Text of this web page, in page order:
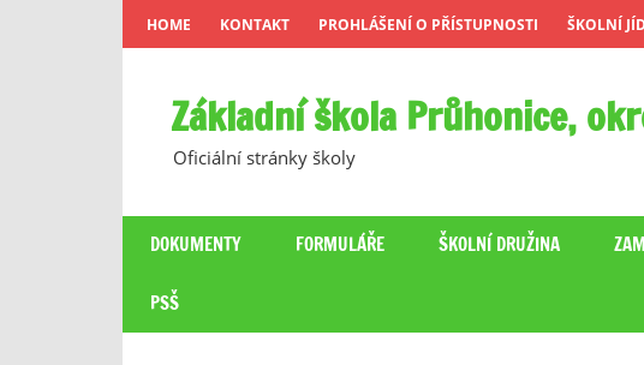
Skip
to
HOME KONTAKT PROHLÁŠENÍ O PŘÍSTUPNOSTI ŠKOLNÍ
Základní škola Průhonice,
Oficiální stránky školy
DOKUMENTY FORMULÁŘE ŠKOLNÍ DRUŽINA
PSŠ